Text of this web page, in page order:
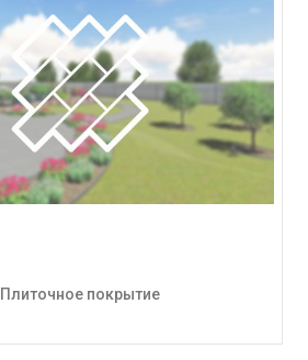
Плиточное покрытие